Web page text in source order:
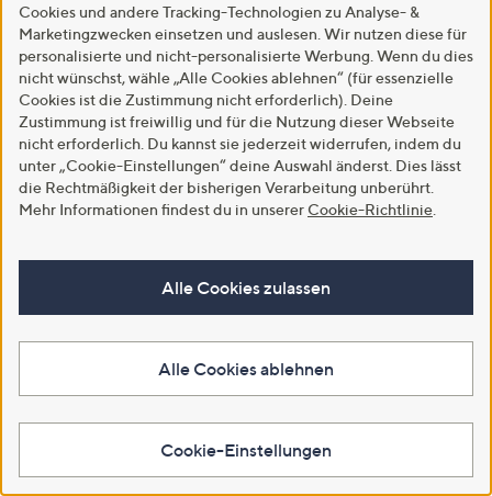
SALE
SCHIFFHAUER MUNICH®
Jeans France Rundumdehnbund
Eingrifftaschen weites Bein
€ 44,99
4.3
von
5
3
Bewertungen
Weitere Farben verfügbar
SALE
SCHIFFHAUER MUNICH®
Hose Rundumdehnbund Allover-
Druck weites Bein
€ 59,99
-45% € 109,99
4.2
von
5
(5) 5
Bewertungen
Cookies und andere Tracking-Technologien zu Analyse- &
Marketingzwecken einsetzen und auslesen. Wir nutzen diese für
personalisierte und nicht-personalisierte Werbung. Wenn du dies
nicht wünschst, wähle „Alle Cookies ablehnen“ (für essenzielle
Cookies ist die Zustimmung nicht erforderlich). Deine
Zustimmung ist freiwillig und für die Nutzung dieser Webseite
nicht erforderlich. Du kannst sie jederzeit widerrufen, indem du
unter „Cookie-Einstellungen“ deine Auswahl änderst. Dies lässt
die Rechtmäßigkeit der bisherigen Verarbeitung unberührt.
Mehr Informationen findest du in unserer Cookie-Richtlinie
Alle Cookies zulassen
Alle Cookies ablehnen
Cookie-Einstellungen